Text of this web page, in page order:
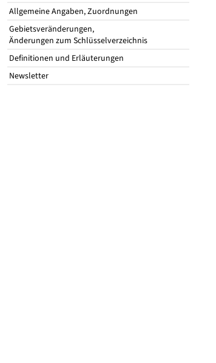
Allgemeine Angaben, Zuordnungen
Gebietsveränderungen,
Änderungen zum Schlüsselverzeichnis
Definitionen und Erläuterungen
Newsletter